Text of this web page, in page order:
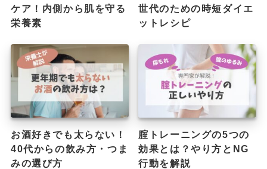
ケア！内側から肌を守る
栄養素
世代のための時短ダイエ
ットレシピ
お酒好きでも太らない！
40代からの飲み方・つま
みの選び方
腟トレーニングの5つの
効果とは？やり方とNG
行動を解説